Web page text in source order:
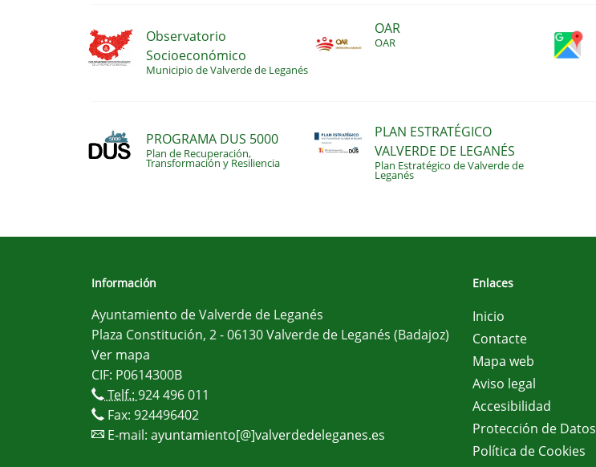
Observatorio
Socioeconómico
Municipio de Valverde de Leganés
OAR
OAR
PROGRAMA DUS 5000
Plan de Recuperación,
Transformación y Resiliencia
PLAN ESTRATÉGICO
VALVERDE DE LEGANÉS
Plan Estratégico de Valverde de
Leganés
Información
Ayuntamiento de Valverde de Leganés
Plaza Constitución, 2 - 06130 Valverde de Leganés (Badajoz)
Ver mapa
CIF: P0614300B
Telf.: 924 496 011
Fax: 924496402
E-mail: ayuntamiento[@]valverdedeleganes.es
Enlaces
Inicio
Contacte
Mapa web
Aviso legal
Accesibilidad
Protección de Datos
Política de Cookies